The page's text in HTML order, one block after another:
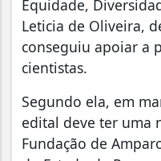
Equidade,
Leticia de Oliveira,
conseguiu apoiar a
cientistas.
Segundo ela, em
edital deve ter uma
Fundação de